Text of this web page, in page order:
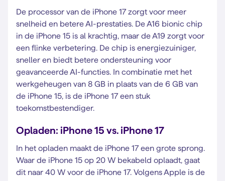
De processor van de iPhone 17 zorgt voor meer
snelheid en betere AI-prestaties. De A16 bionic chip
in de iPhone 15 is al krachtig, maar de A19 zorgt voor
een flinke verbetering. De chip is energiezuiniger,
sneller en biedt betere ondersteuning voor
geavanceerde AI-functies. In combinatie met het
werkgeheugen van 8 GB in plaats van de 6 GB van
de iPhone 15, is de iPhone 17 een stuk
toekomstbestendiger.
Opladen: iPhone 15 vs. iPhone 17
In het opladen maakt de iPhone 17 een grote sprong.
Waar de iPhone 15 op 20 W bekabeld oplaadt, gaat
dit naar 40 W voor de iPhone 17. Volgens Apple is de